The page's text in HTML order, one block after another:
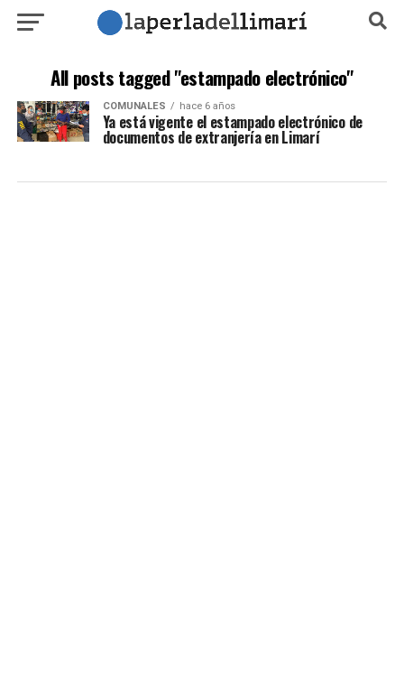
All posts tagged "estampado electrónico"
COMUNALES hace 6 años
Ya está vigente el estampado electrónico de
documentos de extranjería en Limarí